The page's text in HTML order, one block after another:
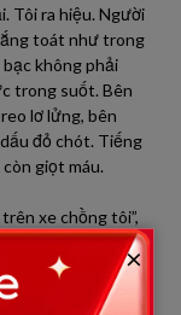
Tôi ra hiệu. Người
toát như trong
không phải
trong suốt. Bên
lơ lửng, bên
đỏ chót. Tiếng
giọt máu.
xe chồng tôi”,
tác chậm rãi
nhân của nó cố
thận, tôi sợ chồng
×